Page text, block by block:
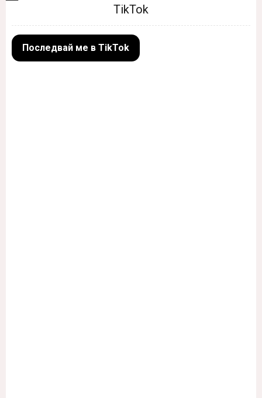
TikTok
Последвай ме в TikTok